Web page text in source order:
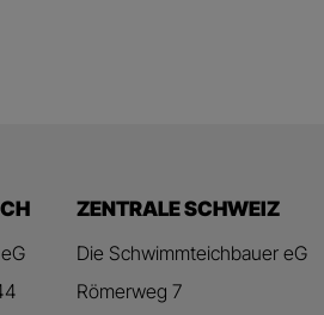
ZENTRALE SCHWEIZ
Die Schwimmteichbauer eG
Römerweg 7